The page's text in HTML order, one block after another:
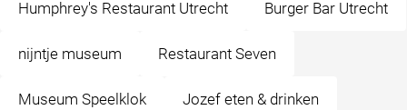
Humphrey's Restaurant Utrecht Burger Bar Utrecht
nijntje museum Restaurant Seven
Museum Speelklok Jozef eten & drinken